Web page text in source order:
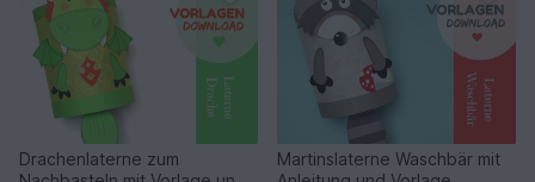
Drachenlaterne zum
Martinslaterne Waschbär mit